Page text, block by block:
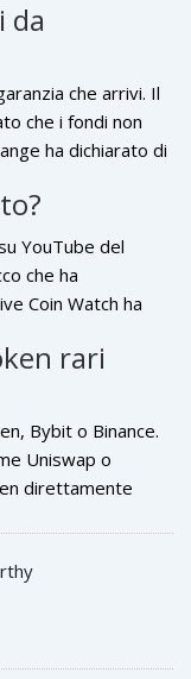
può permettersi di
da
che arrivi. Il
che i fondi non
ha dichiarato di
YouTube del
che ha
Coin Watch ha
ha mai fornito una
rari
Bybit o Binance.
Uniswap o
direttamente
e non ti obbliga